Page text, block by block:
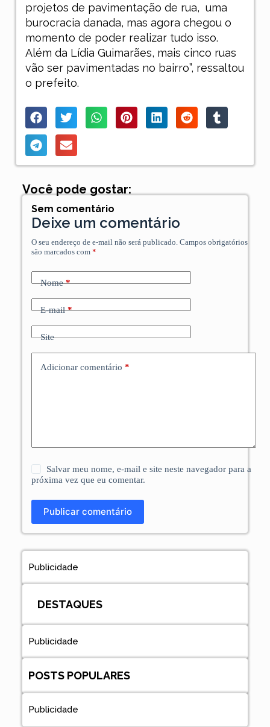
projetos de pavimentação de rua, uma
burocracia danada, mas agora chegou o
momento de poder realizar tudo isso.
Além da Lídia Guimarães, mais cinco ruas
vão ser pavimentadas no bairro”, ressaltou
o prefeito.
Você pode gostar:
Sem comentário
Deixe um comentário
O seu endereço de e-mail não será publicado. Campos obrigatórios
são marcados com *
Nome*
E-mail*
Site
Adicionar comentário *
Salvar meu nome, e-mail e site neste navegador para a
próxima vez que eu comentar.
Publicar comentário
Publicidade
DESTAQUES
Publicidade
POSTS POPULARES
Publicidade